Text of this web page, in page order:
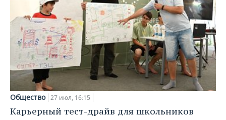
Общество 27 июл, 16:15
Карьерный тест-драйв для школьников